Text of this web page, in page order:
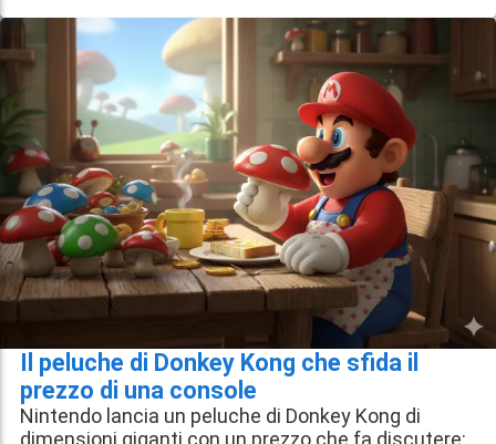
Il peluche di Donkey Kong che sfida il
prezzo di una console
Nintendo lancia un peluche di Donkey Kong di
dimensioni giganti con un prezzo che fa discutere: